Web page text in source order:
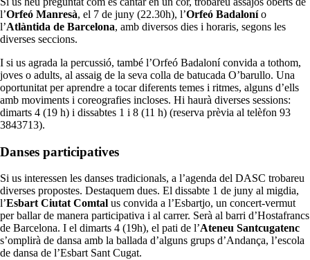
l’Orfeó Manresà, el 7 de juny (22.30h), l’Orfeó Badalonío
l’Atlàntida de Barcelona, amb diversos dies i horaris, segons les
diverses seccions.
I si us agrada la percussió, també l’Orfeó Badaloní convida a tothom,
joves o adults, al assaig de la seva colla de batucada O’barullo. Una
oportunitat per aprendre a tocar diferents temes i ritmes, alguns d’ells
amb moviments i coreografies incloses. Hi haurà diverses sessions:
dimarts 4 (19 h) i dissabtes 1 i 8 (11 h) (reserva prèvia al telèfon 93
3843713).
Danses participatives
Si us interessen les danses tradicionals, a l’agenda del DASC trobareu
diverses propostes. Destaquem dues. El dissabte 1 de juny al migdia,
l’Esbart Ciutat Comtal us convida a l’Esbartjo, un concert-vermut
per ballar de manera participativa i al carrer. Serà al barri d’Hostafrancs
de Barcelona. I el dimarts 4 (19h), el pati de l’Ateneu Santcugatenc
s’omplirà de dansa amb la ballada d’alguns grups d’Andança, l’escola
de dansa de l’Esbart Sant Cugat.